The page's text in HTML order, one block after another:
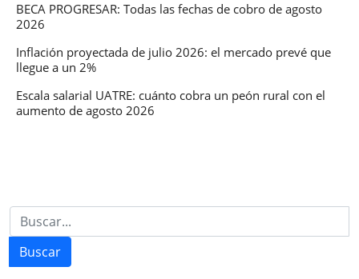
BECA PROGRESAR: Todas las fechas de cobro de agosto
2026
Inflación proyectada de julio 2026: el mercado prevé que
llegue a un 2%
Escala salarial UATRE: cuánto cobra un peón rural con el
aumento de agosto 2026
Buscar